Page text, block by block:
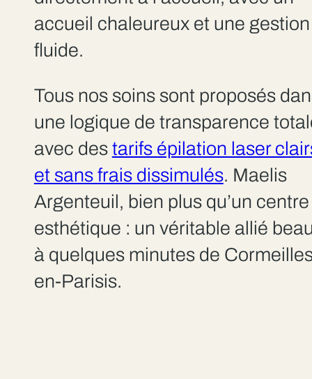
accueil chaleureux et une gestion
fluide.
Tous nos soins sont proposés
une logique de transparence
avec des tarifs épilation laser
et sans frais dissimulés. Maelis
Argenteuil, bien plus qu’un centre
esthétique : un véritable allié
à quelques minutes de
en-Parisis.